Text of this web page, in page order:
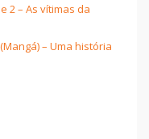
2 – As vítimas da
– Uma história